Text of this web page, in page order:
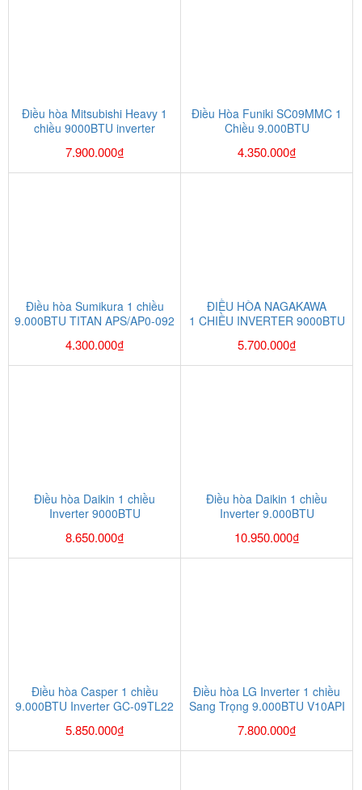
Điều hòa Mitsubishi Heavy 1
chiều 9000BTU inverter
7.900.000₫
Điều Hòa Funiki SC09MMC 1
Chiều 9.000BTU
4.350.000₫
Điều hòa Sumikura 1 chiều
9.000BTU TITAN APS/AP0-092
4.300.000₫
ĐIỀU HÒA NAGAKAWA
1 CHIỀU INVERTER 9000BTU
5.700.000₫
Điều hòa Daikin 1 chiều
Inverter 9000BTU
8.650.000₫
Điều hòa Daikin 1 chiều
Inverter 9.000BTU
10.950.000₫
Điều hòa Casper 1 chiều
9.000BTU Inverter GC-09TL22
5.850.000₫
Điều hòa LG Inverter 1 chiều
Sang Trọng 9.000BTU V10API​​​​​​​​​​​​​​
7.800.000₫